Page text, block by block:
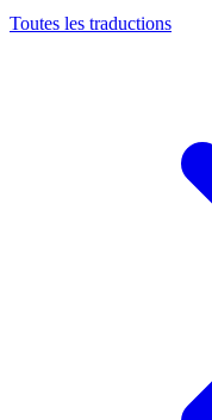
Toutes les traductions